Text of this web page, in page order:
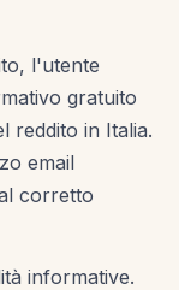
l'utente
gratuito
reddito in Italia.
email
corretto
informative.